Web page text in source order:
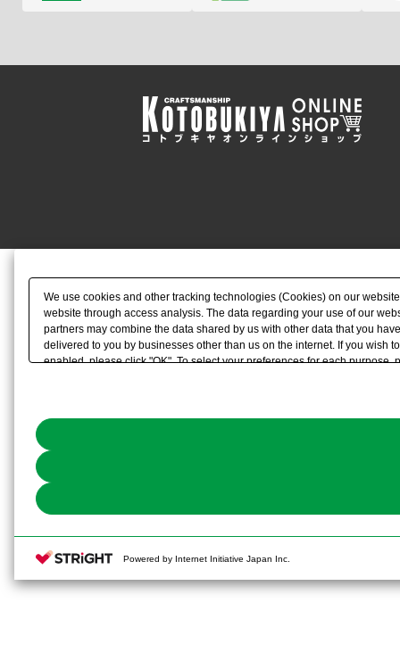
We use cookies and other tracking technologies (Cookies) on our
website through access analysis. The data regarding your use of our
partners may combine the data shared by us with other data that you
delivered to you by businesses other than us on the internet. If you wish
enabled, please click "OK". To select your preferences for each purpose,
Powered by Internet Initiative Japan Inc.